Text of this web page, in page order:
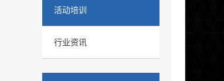
活动培训
行业资讯